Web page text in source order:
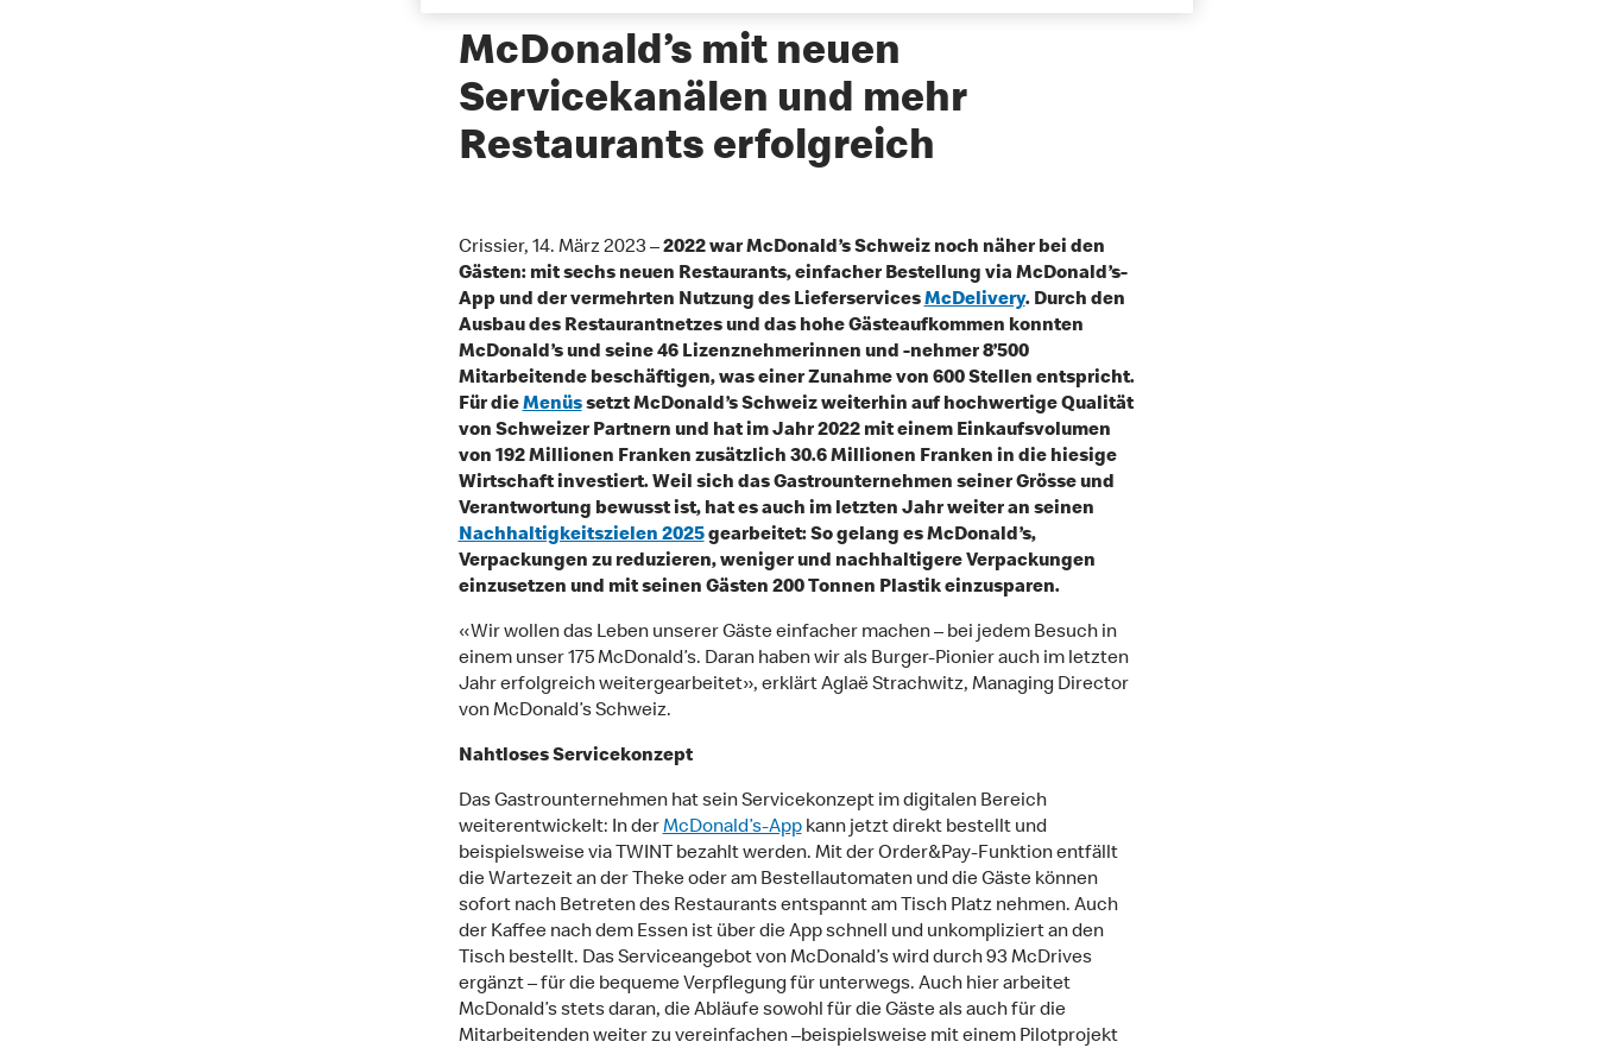
McDonald’s mit neuen
Servicekanälen und mehr
Restaurants erfolgreich
Crissier, 14. März 2023 –2022 war McDonald’s Schweiz noch näher bei den
Gästen: mit sechs neuen Restaurants, einfacher Bestellung via McDonald’s-
App und der vermehrten Nutzung des LieferservicesMcDelivery. Durch den
Ausbau des Restaurantnetzes und das hohe Gästeaufkommen konnten
McDonald’s und seine 46 Lizenznehmerinnen und -nehmer 8’500
Mitarbeitende beschäftigen, was einer Zunahme von 600 Stellen entspricht.
Für dieMenüssetzt McDonald’s Schweiz weiterhin auf hochwertige Qualität
von Schweizer Partnern und hat im Jahr 2022 mit einem Einkaufsvolumen
von 192 Millionen Franken zusätzlich 30.6 Millionen Franken in die hiesige
Wirtschaft investiert. Weil sich das Gastrounternehmen seiner Grösse und
Verantwortung bewusst ist, hat es auch im letzten Jahr weiter an seinen
Nachhaltigkeitszielen 2025gearbeitet: So gelang es McDonald’s,
Verpackungen zu reduzieren, weniger und nachhaltigere Verpackungen
einzusetzen und mit seinen Gästen 200 Tonnen Plastik einzusparen.
«Wir wollen das Leben unserer Gäste einfacher machen – bei jedem Besuch in
einem unser 175 McDonald’s. Daran haben wir als Burger-Pionier auch im letzten
Jahr erfolgreich weitergearbeitet», erklärt Aglaë Strachwitz, Managing Director
von McDonald’s Schweiz.
Nahtloses Servicekonzept
Das Gastrounternehmen hat sein Servicekonzept im digitalen Bereich
weiterentwickelt: In derMcDonald’s-Appkann jetzt direkt bestellt und
beispielsweise via TWINT bezahlt werden. Mit der Order&Pay-Funktion entfällt
die Wartezeit an der Theke oder am Bestellautomaten und die Gäste können
sofort nach Betreten des Restaurants entspannt am Tisch Platz nehmen. Auch
der Kaffee nach dem Essen ist über die App schnell und unkompliziert an den
Tisch bestellt. Das Serviceangebot von McDonald’s wird durch 93 McDrives
ergänzt – für die bequeme Verpflegung für unterwegs. Auch hier arbeitet
McDonald’s stets daran, die Abläufe sowohl für die Gäste als auch für die
Mitarbeitenden weiter zu vereinfachen –beispielsweise mit einem Pilotprojekt